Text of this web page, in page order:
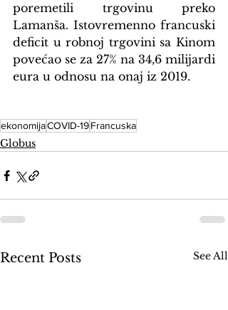
poremetili trgovinu preko
Lamanša. Istovremenno francuski
deficit u robnoj trgovini sa Kinom
povećao se za 27% na 34,6 milijardi
eura u odnosu na onaj iz 2019.
ekonomijaCOVID-19Francuska
Globus
Recent Posts See All